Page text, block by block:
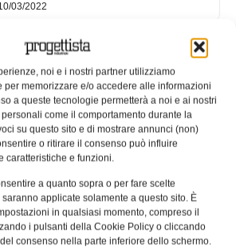
noi e i nostri partner utilizziamo
per memorizzare e/o accedere alle informazioni
a queste tecnologie permetterà a noi e ai nostri
come il comportamento durante la
su questo sito e di mostrare annunci (non)
o ritirare il consenso può influire
caratteristiche e funzioni.
a quanto sopra o per fare scelte
applicate solamente a questo sito. È
in qualsiasi momento, compreso il
i pulsanti della Cookie Policy o cliccando
consenso nella parte inferiore dello schermo.
03/2022
il suo sistema di